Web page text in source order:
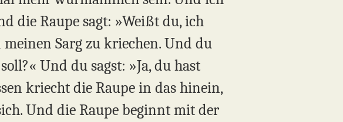
die Raupe sagt: »Weißt du, ich
Sarg zu kriechen. Und du
Und du sagst: »Ja, du hast
kriecht die Raupe in das hinein,
Und die Raupe beginnt mit der